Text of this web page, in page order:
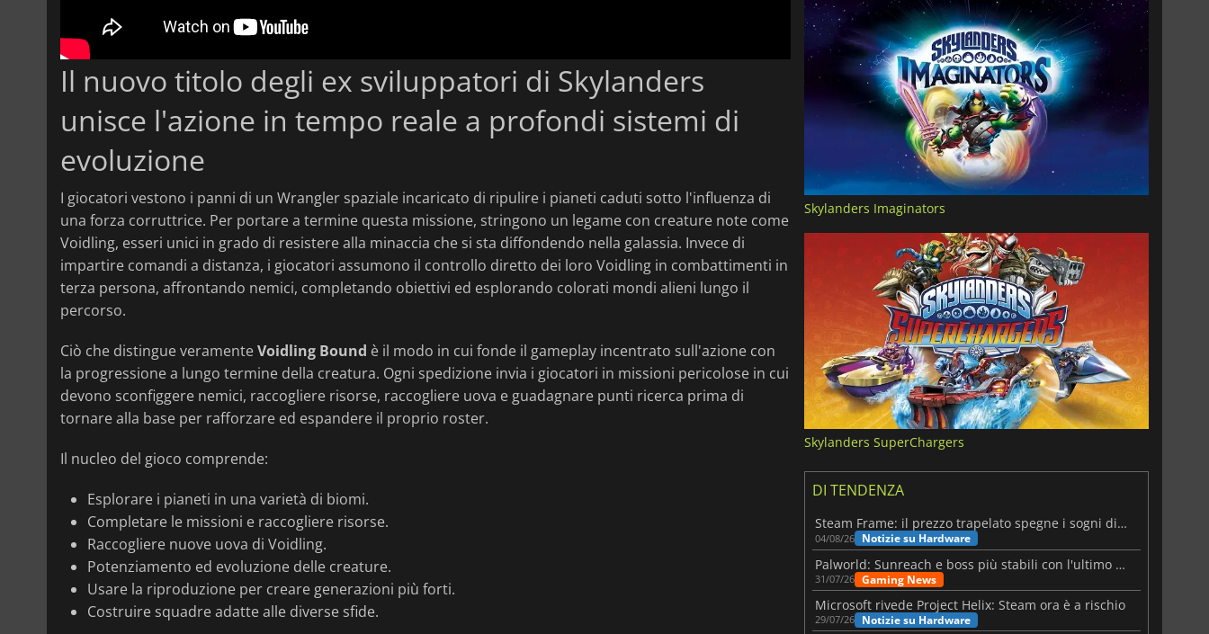
Il nuovo titolo degli ex sviluppatori di Skylanders
unisce l'azione in tempo reale a profondi sistemi di
evoluzione
I giocatori vestono i panni di un Wrangler spaziale incaricato di ripulire i pianeti caduti sotto l'influenza di
una forza corruttrice. Per portare a termine questa missione, stringono un legame con creature note come
Voidling, esseri unici in grado di resistere alla minaccia che si sta diffondendo nella galassia. Invece di
impartire comandi a distanza, i giocatori assumono il controllo diretto dei loro Voidling in combattimenti in
terza persona, affrontando nemici, completando obiettivi ed esplorando colorati mondi alieni lungo il
percorso.
Ciò che distingue veramenteVoidling Bound è il modo in cui fonde il gameplay incentrato sull'azione con
la progressione a lungo termine della creatura. Ogni spedizione invia i giocatori in missioni pericolose in cui
devono sconfiggere nemici, raccogliere risorse, raccogliere uova e guadagnare punti ricerca prima di
tornare alla base per rafforzare ed espandere il proprio roster.
Il nucleo del gioco comprende:
Esplorare i pianeti in una varietà di biomi.
Completare le missioni e raccogliere risorse.
Raccogliere nuove uova di Voidling.
Potenziamento ed evoluzione delle creature.
Usare la riproduzione per creare generazioni più forti.
Costruire squadre adatte alle diverse sfide.
Skylanders Imaginators
Skylanders SuperChargers
DI TENDENZA
Steam Frame: il prezzo trapelato spegne i sogni di un VR economico
04/08/26 Notizie su Hardware
Palworld: Sunreach e boss più stabili con l'ultimo update
31/07/26 Gaming News
Microsoft rivede Project Helix: Steam ora è a rischio
29/07/26 Notizie su Hardware